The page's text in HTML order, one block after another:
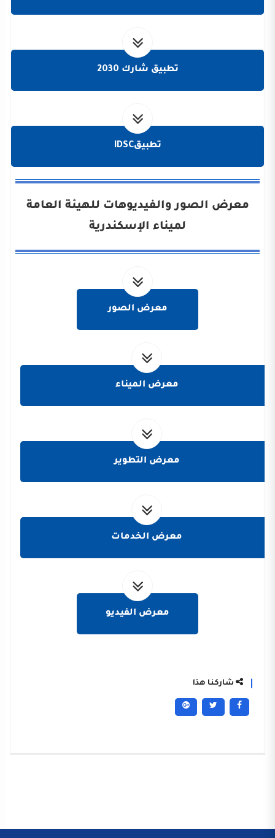
تطبيق شارك 2030
تطبيقIDSC
معرض الصور والفيديوهات للهيئة العامة
لميناء الإسكندرية
معرض الصور
معرض الميناء
معرض التطوير
معرض الخدمات
معرض الفيديو
شاركنا هذا